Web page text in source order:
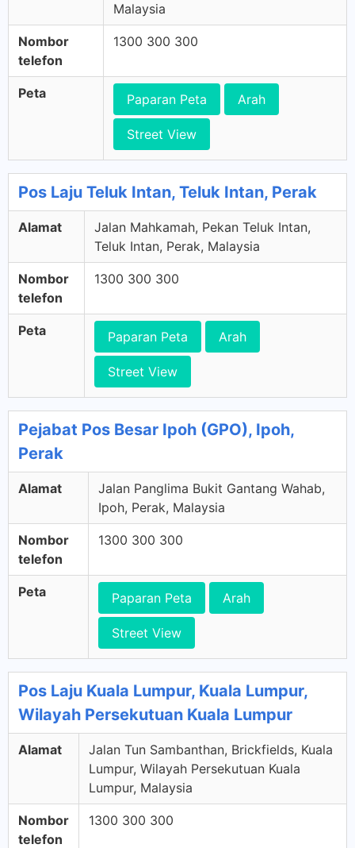
Malaysia
Nombor
telefon
1300 300 300
Peta Paparan Peta Arah
Street View
Pos Laju Teluk Intan, Teluk Intan, Perak
Alamat
Jalan Mahkamah, Pekan Teluk Intan,
Teluk Intan, Perak, Malaysia
Nombor
telefon
1300 300 300
Peta Paparan Peta Arah
Street View
Pejabat Pos Besar Ipoh (GPO), Ipoh,
Perak
Alamat
Jalan Panglima Bukit Gantang Wahab,
Ipoh, Perak, Malaysia
Nombor
telefon
1300 300 300
Peta Paparan Peta Arah
Street View
Pos Laju Kuala Lumpur, Kuala Lumpur,
Wilayah Persekutuan Kuala Lumpur
Alamat
Jalan Tun Sambanthan, Brickfields, Kuala
Lumpur, Wilayah Persekutuan Kuala
Lumpur, Malaysia
Nombor
telefon
1300 300 300